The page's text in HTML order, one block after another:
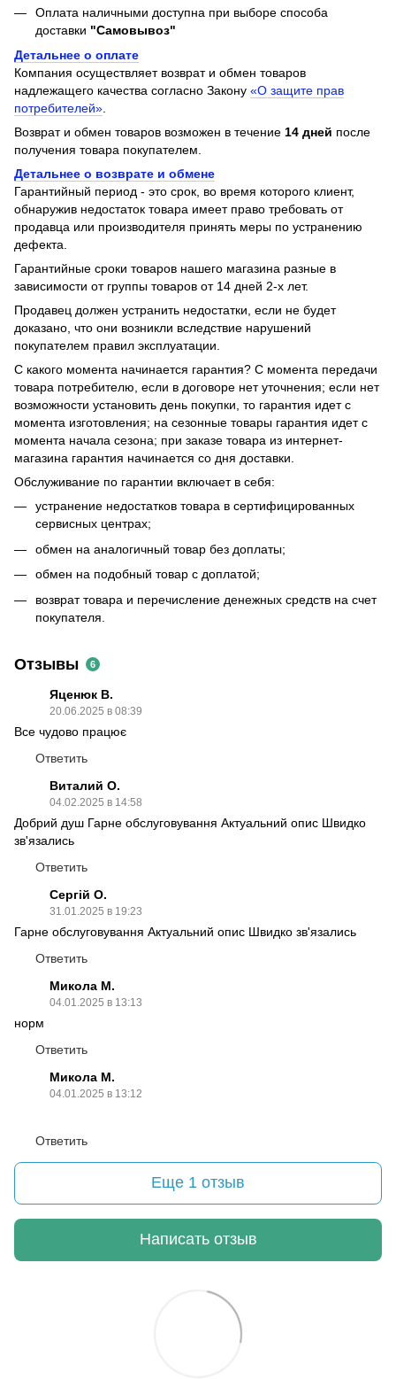
Оплата наличными доступна при выборе способа
доставки "Самовывоз"
Детальнее о оплате
Компания осуществляет возврат и обмен товаров
надлежащего качества согласно Закону «О защите прав
потребителей».
Возврат и обмен товаров возможен в течение 14 дней после
получения товара покупателем.
Детальнее о возврате и обмене
Гарантийный период - это срок, во время которого клиент,
обнаружив недостаток товара имеет право требовать от
продавца или производителя принять меры по устранению
дефекта.
Гарантийные сроки товаров нашего магазина разные в
зависимости от группы товаров от 14 дней 2-х лет.
Продавец должен устранить недостатки, если не будет
доказано, что они возникли вследствие нарушений
покупателем правил эксплуатации.
С какого момента начинается гарантия? С момента передачи
товара потребителю, если в договоре нет уточнения; если нет
возможности установить день покупки, то гарантия идет с
момента изготовления; на сезонные товары гарантия идет с
момента начала сезона; при заказе товара из интернет-
магазина гарантия начинается со дня доставки.
Обслуживание по гарантии включает в себя:
устранение недостатков товара в сертифицированных
сервисных центрах;
обмен на аналогичный товар без доплаты;
обмен на подобный товар с доплатой;
возврат товара и перечисление денежных средств на счет
покупателя.
Отзывы 6
Яценюк В.
20.06.2025 в 08:39
Все чудово працює
Ответить
Виталий О.
04.02.2025 в 14:58
Добрий душ Гарне обслуговування Актуальний опис Швидко
зв'язались
Ответить
Сергій О.
31.01.2025 в 19:23
Гарне обслуговування Актуальний опис Швидко зв'язались
Ответить
Микола М.
04.01.2025 в 13:13
норм
Ответить
Микола М.
04.01.2025 в 13:12
Ответить
Еще 1 отзыв
Написать отзыв